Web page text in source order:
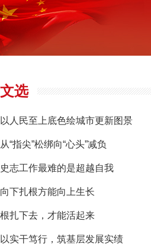
教育
文选
以人民至上底色绘城市更新图景
从“指尖”松绑向“心头”减负
史志工作最难的是超越自我
向下扎根方能向上生长
根扎下去，才能活起来
以实干笃行，筑基层发展实绩